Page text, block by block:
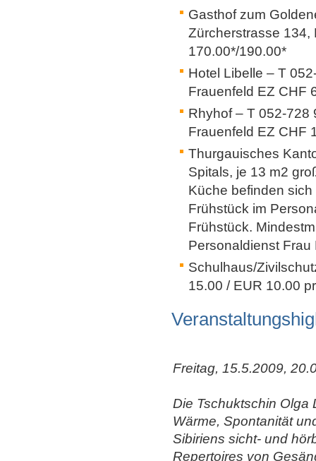
Gasthof zum
Zürcherstrasse 134,
170.00*/190.00*
Hotel Libelle – T
Frauenfeld EZ CHF
Rhyhof – T 052-728
Frauenfeld EZ CHF
Thurgauisches
Spitals, je 13 m2
Küche befinden
Frühstück im
Frühstück.
Personaldienst Frau
Schulhaus/
15.00 / EUR 10.00
Freitag, 15.5.2009,
Die Tschuktschin Olga
Wärme, Spontanität
Sibiriens sicht- und
Repertoires von